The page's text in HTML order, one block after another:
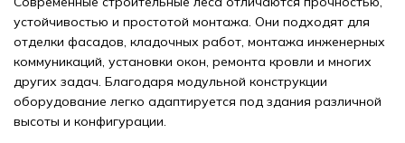
устойчивостью и простотой монтажа. Они подходят для
отделки фасадов, кладочных работ, монтажа инженерных
коммуникаций, установки окон, ремонта кровли и многих
других задач. Благодаря модульной конструкции
оборудование легко адаптируется под здания различной
высоты и конфигурации.